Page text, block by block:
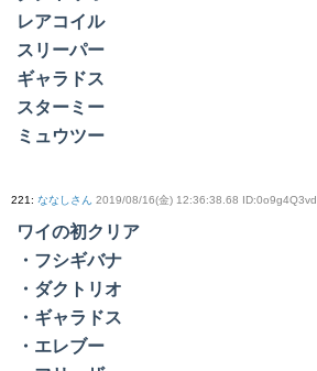
レアコイル
スリーパー
ギャラドス
スターミー
ミュウツー
221: ななしさん 2019/08/16(金) 12:36:38.68 ID:0o9g4Q3vd
ワイの初クリア
・フシギバナ
・ダクトリオ
・ギャラドス
・エレブー